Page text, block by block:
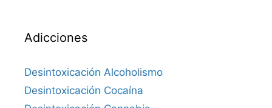
Adicciones
Desintoxicación Alcoholismo
Desintoxicación Cocaína